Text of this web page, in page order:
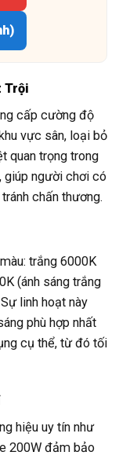
Trội
cấp cường độ
vực sân, loại bỏ
quan trọng trong
giúp người chơi có
chấn thương.
trắng 6000K
(ánh sáng trắng
linh hoạt này
phù hợp nhất
cụ thể, từ đó tối
hiệu uy tín như
200W đảm bảo